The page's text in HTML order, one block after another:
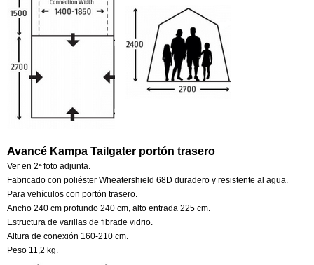
Avancé Kampa Tailgater portón trasero
Ver en 2ª foto adjunta.
Fabricado con poliéster Wheatershield 68D duradero y resistente al agua.
Para vehículos con portón trasero.
Ancho 240 cm profundo 240 cm, alto entrada 225 cm.
Estructura de varillas de fibrade vidrio.
Altura de conexión 160-210 cm.
Peso 11,2 kg.